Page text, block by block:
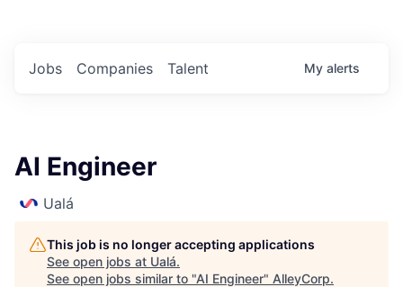
Jobs Companies Talent My alerts
AI Engineer
Ualá
This job is no longer accepting applications
See open jobs at Ualá.
See open jobs similar to "AI Engineer" AlleyCorp.